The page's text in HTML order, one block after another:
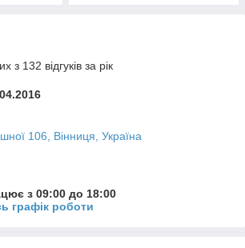
з 132 відгуків за рік
106, Вінниця, Україна
з 09:00 до 18:00
графік роботи